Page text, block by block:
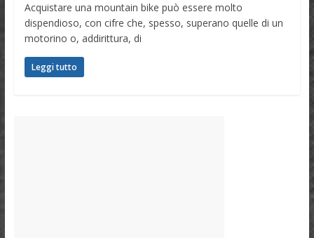
Acquistare una mountain bike può essere molto
dispendioso, con cifre che, spesso, superano quelle di un
motorino o, addirittura, di
Leggi tutto